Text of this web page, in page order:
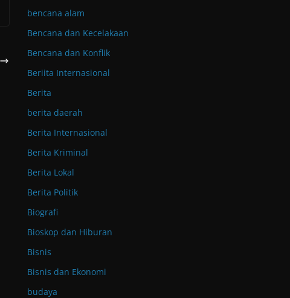
bencana alam
Bencana dan Kecelakaan
Bencana dan Konflik
Beriita Internasional
Berita
berita daerah
Berita Internasional
Berita Kriminal
Berita Lokal
Berita Politik
Biografi
Bioskop dan Hiburan
Bisnis
Bisnis dan Ekonomi
budaya